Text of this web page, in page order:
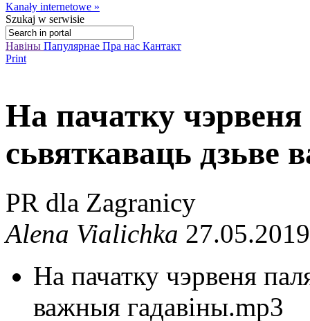
Kanały internetowe »
Szukaj w serwisie
Навіны Папулярнае Пра нас Кантакт
Print
На пачатку чэрвеня
сьвяткаваць дзьве
PR dla Zagranicy
Alena Vialichka
На пачатку чэрвеня
важныя гадавіны.mp3